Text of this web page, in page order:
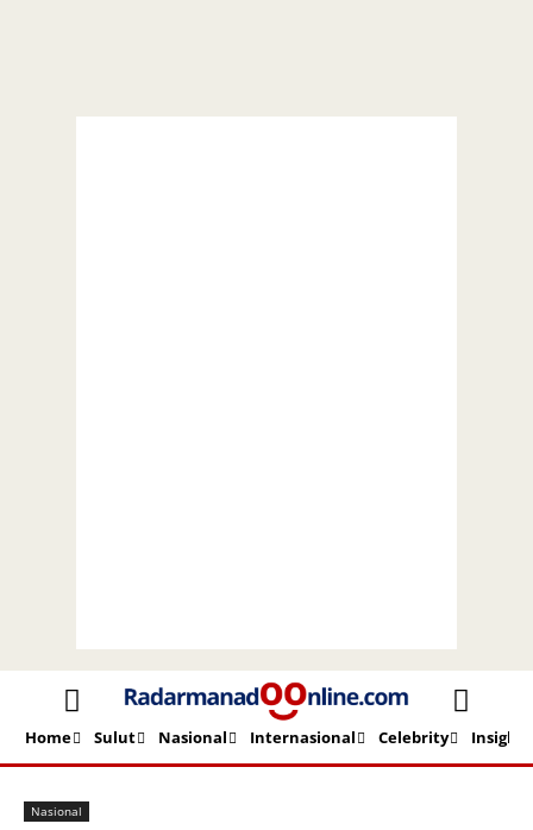
Home Sulut Nasional Internasional Celebrity Insight
Beranda Nasional
Nasional